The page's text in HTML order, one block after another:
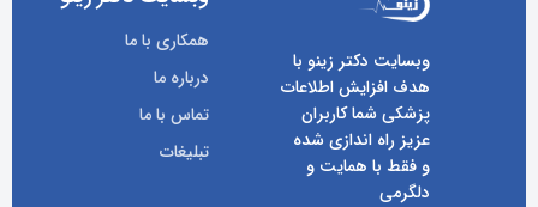
وبسایت دکتر زینو با
هدف افزایش اطلاعات
پزشکی شما کاربران
عزیز راه اندازی شده
و فقط با همایت و
دلگرمی
همکاری با ما
درباره ما
تماس با ما
تبلیغات